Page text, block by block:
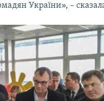
України», –